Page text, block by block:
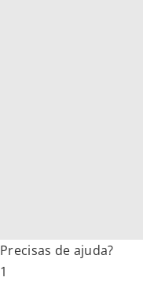
Precisas de ajuda?
1